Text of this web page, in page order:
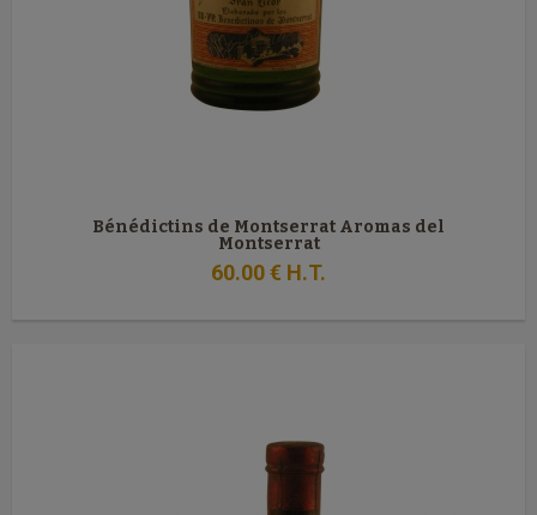
Bénédictins de Montserrat Aromas del
Montserrat
60.00€ H.T.